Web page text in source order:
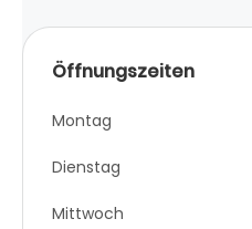
Öffnungszeiten
Montag
Dienstag
Mittwoch